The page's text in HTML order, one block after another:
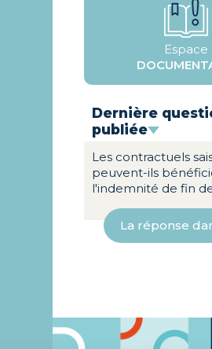
Espace
Dernière
publiée
Les contractuels
peuvent-ils
l'indemnité de fin
La réponse